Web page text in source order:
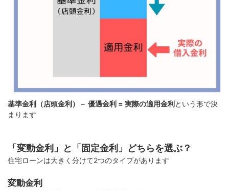
基準金利（店頭金利）－ 優遇金利 = 実際の適用金利という形で決
まります
「変動金利」と「固定金利」どちらを選ぶ？
住宅ローンは大きく分けて2つのタイプがあります
変動金利